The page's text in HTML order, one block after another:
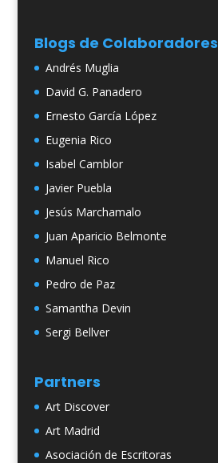
Blogs de Colaboradores
Andrés Muglia
David G. Panadero
Ernesto García López
Eugenia Rico
Isabel Camblor
Javier Puebla
Jesús Marchamalo
Juan Aparicio Belmonte
Manuel Rico
Pedro de Paz
Samantha Devin
Sergi Bellver
Partners
Art Discover
Art Madrid
Asociación de Escritoras